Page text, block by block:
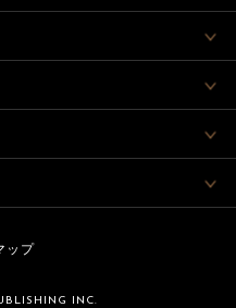
ップ
INC.